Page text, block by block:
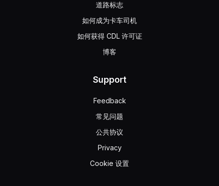
道路标志
如何成为卡车司机
如何获得 CDL 许可证
博客
Support
Feedback
常见问题
公共协议
Privacy
Cookie 设置